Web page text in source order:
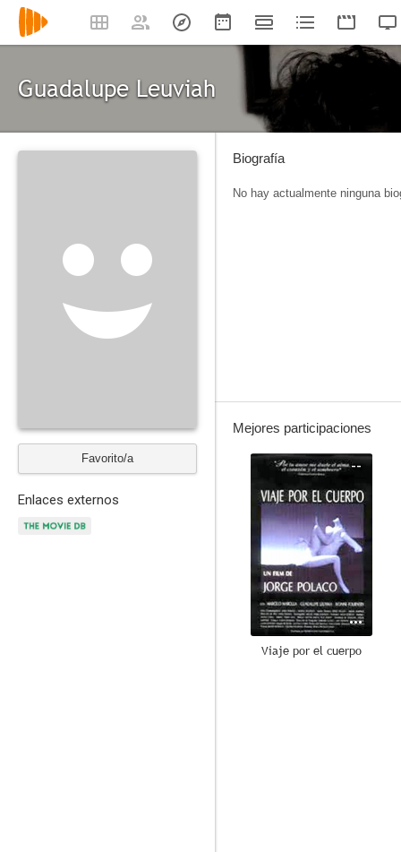
Guadalupe Leuviah
Favorito/a
Enlaces externos
Biografía
No hay actualmente ninguna
Mejores participaciones
--
Viaje por el cuerpo